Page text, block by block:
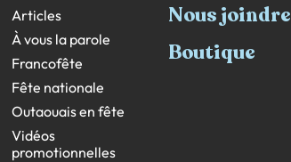
Articles
À vous la parole
Francofête
Fête nationale
Outaouais en fête
Vidéos
promotionnelles
Nous joindre
Boutique